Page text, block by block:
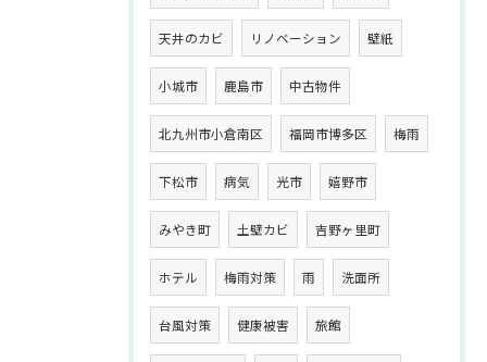
天井のカビ リノベーション 壁紙
小城市 鹿島市 中古物件
北九州市小倉南区 福岡市博多区 梅雨
下松市 病気 光市 嬉野市
みやき町 土壁カビ 吉野ヶ里町
ホテル 梅雨対策 雨 洗面所
台風対策 健康被害 旅館